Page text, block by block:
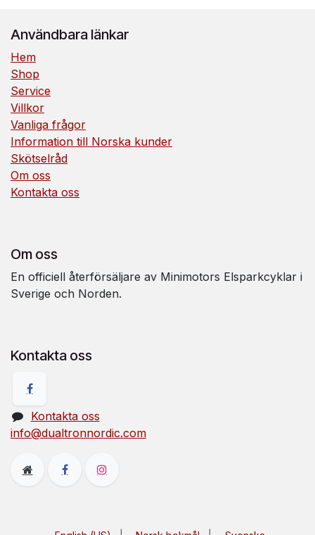
Användbara länkar
Hem
Shop
Service
Villkor
Vanliga frågor
Information till Norska kunder
Skötselråd
Om oss
Kontakta oss
Om oss
En officiell återförsäljare av Minimotors Elsparkcyklar i
Sverige och Norden.
Kontakta oss
Kontakta oss
info@dualtronnordic.com